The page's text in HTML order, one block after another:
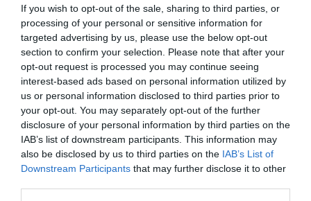
If you wish to opt-out of the sale, sharing to third parties, or
processing of your personal or sensitive information for
targeted advertising by us, please use the below opt-out
section to confirm your selection. Please note that after your
opt-out request is processed you may continue seeing
interest-based ads based on personal information utilized by
us or personal information disclosed to third parties prior to
your opt-out. You may separately opt-out of the further
disclosure of your personal information by third parties on the
IAB’s list of downstream participants. This information may
also be disclosed by us to third parties on the IAB’s List of
Downstream Participants that may further disclose it to other